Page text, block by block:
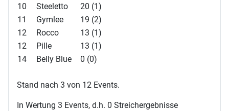
10
Steeletto
20 (1)
11
Gymlee
19 (2)
12
Rocco
13 (1)
12
Pille
13 (1)
14
Belly Blue 0 (0)
Stand nach 3 von 12 Events.
In Wertung 3 Events, d.h. 0 Streichergebnisse